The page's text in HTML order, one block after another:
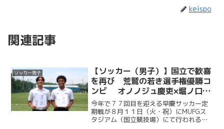
keispo
関連記事
ソッカー男子
【ソッカー（男子）】国立で歓喜
を再び 荒鷲の若き選手権優勝コ
ンビ オノノジュ慶吏×堀ノ口瑛
太／早慶クラシコ２０２６直前企
画第７弾
今年で７７回目を迎える早慶サッカー定
期戦が８月１１日（火・祝）にMUFGス
タジアム（国立競技場）にて行われる。